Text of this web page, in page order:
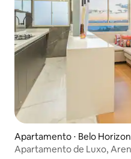
Apartamento ⋅ Belo
Apartamento de Luxo,